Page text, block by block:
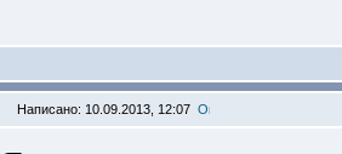
Написано: 10.09.2013, 12:07